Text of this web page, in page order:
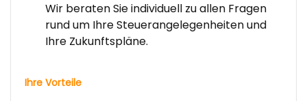
Wir beraten Sie individuell zu allen Fragen
rund um Ihre Steuerangelegenheiten und
Ihre Zukunftspläne.
Ihre Vorteile